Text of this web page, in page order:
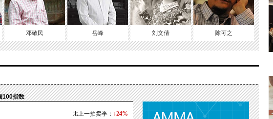
邓敬民 岳峰 刘文倩 陈可之
100指数
比上一拍卖季： ↓24%